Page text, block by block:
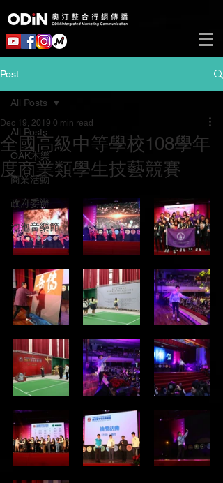
Post
All Posts
OAK木樂
商業活動
政府委辦
泡泡音樂節
All Posts
全國高級中等學校108學年
度商業類學生技藝競賽
Dec 19, 2019 0 min read